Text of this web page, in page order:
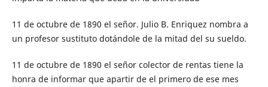
11 de octubre de 1890 el señor. Julio B. Enriquez nombra a
un profesor sustituto dotándole de la mitad del su sueldo.
11 de octubre de 1890 el señor colector de rentas tiene la
honra de informar que apartir de el primero de ese mes